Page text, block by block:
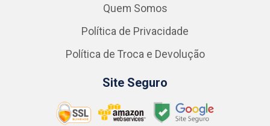
Quem Somos
Política de Privacidade
Política de Troca e Devolução
Site Seguro